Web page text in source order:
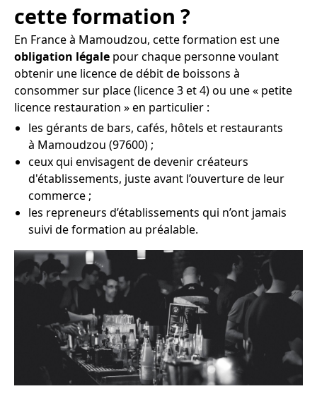
cette formation ?
En France à Mamoudzou, cette formation est une
obligation légale pour chaque personne voulant
obtenir une licence de débit de boissons à
consommer sur place (licence 3 et 4) ou une « petite
licence restauration » en particulier :
les gérants de bars, cafés, hôtels et restaurants
à Mamoudzou (97600) ;
ceux qui envisagent de devenir créateurs
d'établissements, juste avant l’ouverture de leur
commerce ;
les repreneurs d’établissements qui n’ont jamais
suivi de formation au préalable.